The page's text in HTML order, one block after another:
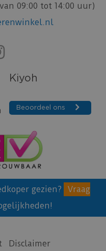
09:00 tot 14:00 uur)
gezien?
Vraag
Disclaimer